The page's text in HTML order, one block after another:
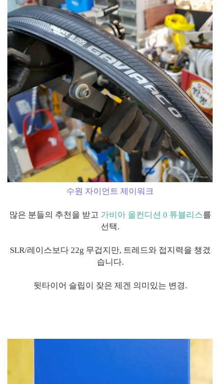
수원 자이언트 제이워크
많은 분들의 추천을 받고 가비아 올컨디션 0 튜블리스를
선택.
SLR/레이스보다 22g 무겁지만, 트레드와 접지력을 챙겼
습니다.
뒷타이어 슬립이 잦은 제겐 의미있는 변경.